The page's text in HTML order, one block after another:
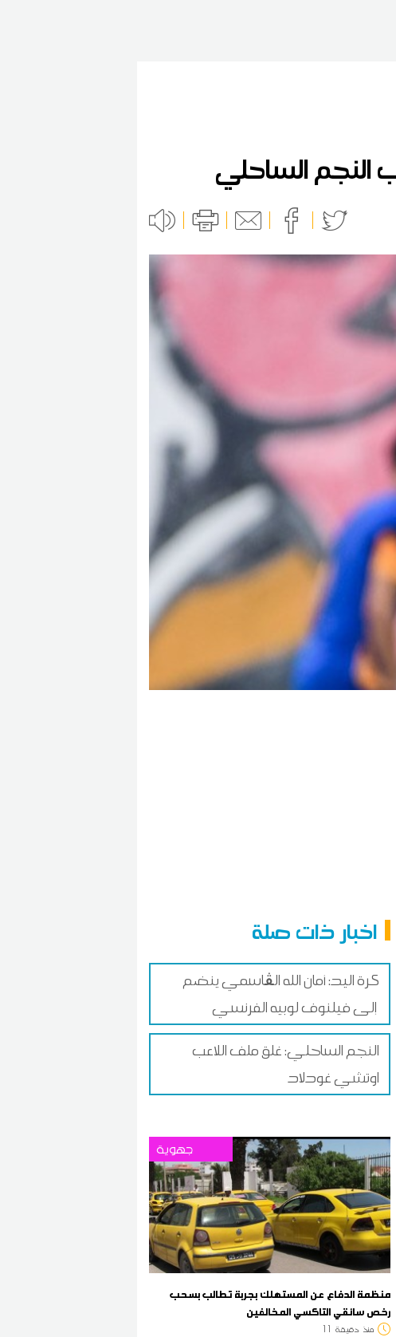
النجم الساحلي
اخبار ذات صلة
كرة اليد: أمان الله الڨاسمي ينضم
النجم الساحلي: غلق ملف اللاعب
اوتشي غودلاد
جهوية
منظمة الدفاع عن المستهلك بجربة تطالب بسحب
رخص سائقي التاكسي المخالفين
منذ دقيقة 11